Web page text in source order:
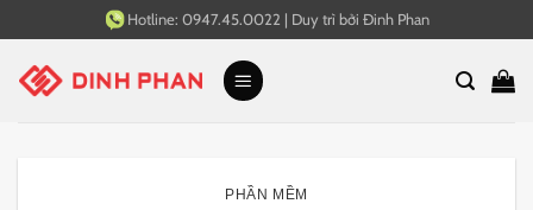
qua
nội
Hotline: 0947.45.0022 | Duy trì bởi Đinh Phan
PHẦN MỀM